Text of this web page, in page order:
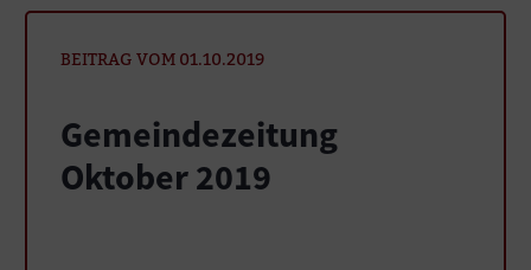
BEITRAG VOM 01.10.2019
Gemeindezeitung
Oktober 2019